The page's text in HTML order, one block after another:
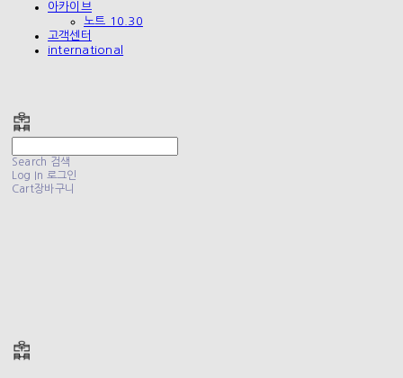
아카이브
노트 10.30
고객센터
international
Search 검색
Log In 로그인
Cart장바구니